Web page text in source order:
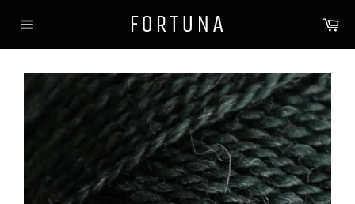
videre
FORTUNA